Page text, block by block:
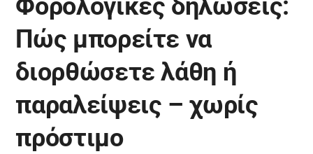
Φορολογικές δηλώσεις:
Πώς μπορείτε να
διορθώσετε λάθη ή
παραλείψεις – χωρίς
πρόστιμο